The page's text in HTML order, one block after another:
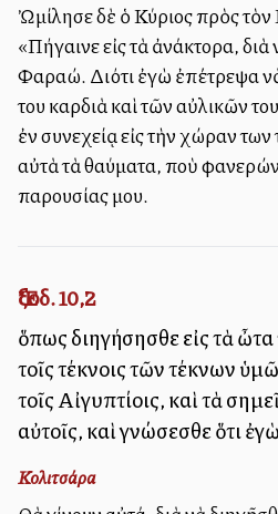
Ὠμίλησε δὲ ὁ Κύριος πρὸς τὸν
«Πήγαινε εἰς τὰ ἀνάκτορα,
Φαραώ. Διότι ἐγὼ ἐπέτρεψα
του καρδιὰ καὶ τῶν αὐλικῶν
ἐν συνεχείᾳ εἰς τὴν χώραν των
αὐτὰ τὰ θαύματα, ποὺ
παρουσίας μου.
Ἔξοδ. 10,2
ὅπως διηγήσησθε εἰς τὰ
τοῖς τέκνοις τῶν τέκνων
τοῖς Αἰγυπτίοις, καὶ τὰ
αὐτοῖς, καὶ γνώσεσθε ὅτι
Κολιτσάρα